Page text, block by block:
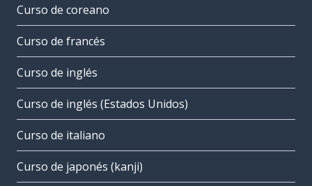
Curso de coreano
Curso de francés
Curso de inglés
Curso de inglés (Estados Unidos)
Curso de italiano
Curso de japonés (kanji)